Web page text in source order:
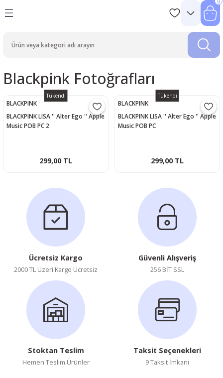
Blackpink Fotoğrafları
Tükendi
BLACKPINK
BLACKPINK LISA '' Alter Ego '' Apple
Music POB PC 2
299,00 TL
Tükendi
BLACKPINK
BLACKPINK LISA '' Alter Ego '' Apple
Music POB PC
299,00 TL
Ücretsiz Kargo
2000 TL Üzeri Kargo Ücretsiz
Güvenli Alışveriş
256 BİT SSL
Stoktan Teslim
Hemen Teslim Ürünler
Taksit Seçenekleri
9 Taksit İmkanı